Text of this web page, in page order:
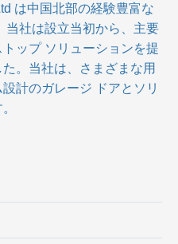
は中国北部の経験豊富な
当社は設立当初から、主要
ップ ソリューションを提
。当社は、さまざまな用
計のガレージ ドアとソリ